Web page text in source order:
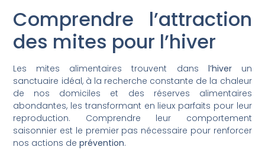
Comprendre l’attraction
des mites pour l’hiver
Les mites alimentaires trouvent dans l’hiverun
sanctuaire idéal, à la recherche constante de la chaleur
de nos domiciles et des réserves alimentaires
abondantes, les transformant en lieux parfaits pour leur
reproduction. Comprendre leur comportement
saisonnier est le premier pas nécessaire pour renforcer
nos actions deprévention.